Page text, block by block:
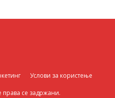
Услови за користење
права се задржани.